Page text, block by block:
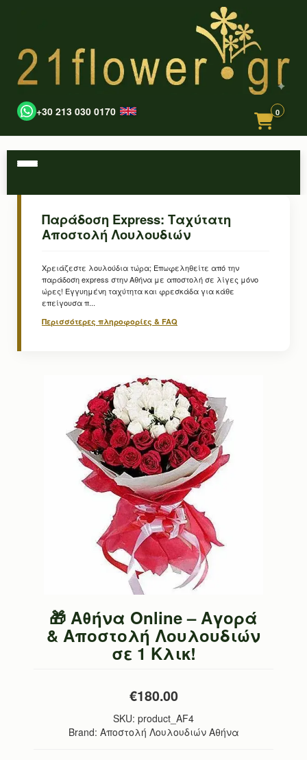
+30 213 030 0170 0
Παράδοση Express: Ταχύτατη
Αποστολή Λουλουδιών
Χρειάζεστε λουλούδια τώρα; Επωφεληθείτε από την
παράδοση express στην Αθήνα με αποστολή σε λίγες μόνο
ώρες! Εγγυημένη ταχύτητα και φρεσκάδα για κάθε
επείγουσα π...
Περισσότερες πληροφορίες & FAQ
🎁 Αθήνα Online – Αγορά
& Αποστολή Λουλουδιών
σε 1 Κλικ!
€180.00
SKU: product_AF4
Brand: Αποστολή Λουλουδιών Αθήνα